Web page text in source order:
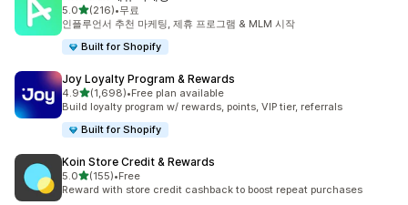
5.0별 5개 중
(216)
총 리뷰 216개
•무료
인플루언서 추천 마케팅, 제휴 프로그램 & MLM 시작
Built for Shopify
Joy Loyalty Program & Rewards
4.9별 5개 중
(1,698)
총 리뷰 1698개
•Free plan available
Build loyalty program w/ rewards, points, VIP tier, referrals
Built for Shopify
Koin Store Credit & Rewards
5.0별 5개 중
(155)
총 리뷰 155개
•Free
Reward with store credit cashback to boost repeat purchases